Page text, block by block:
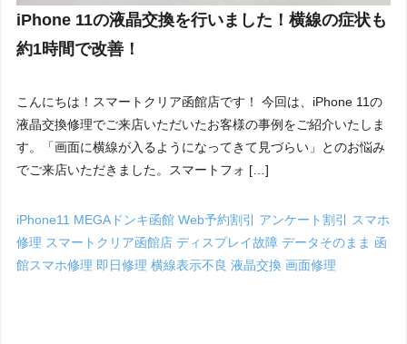
iPhone 11の液晶交換を行いました！横線の症状も
約1時間で改善！
こんにちは！スマートクリア函館店です！ 今回は、iPhone 11の
液晶交換修理でご来店いただいたお客様の事例をご紹介いたしま
す。「画面に横線が入るようになってきて見づらい」とのお悩み
でご来店いただきました。スマートフォ […]
iPhone11 MEGAドンキ函館Web予約割引 アンケート割引 スマホ
修理 スマートクリア函館店ディスプレイ故障データそのまま 函
館スマホ修理 即日修理横線表示不良液晶交換画面修理